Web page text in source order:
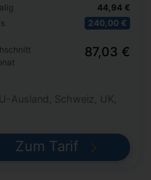
44,94 €
240,00 €
87,03 €
Ausland, Schweiz, UK,
Zum Tarif